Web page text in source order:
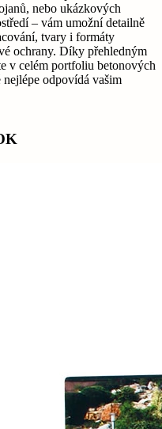
nebo ukázkových
– vám umožní detailně
tvary i formáty
ochrany. Díky přehledným
v celém portfoliu betonových
odpovídá vašim